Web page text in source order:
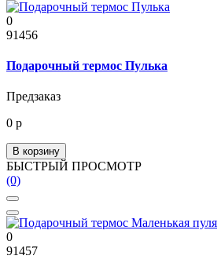
0
91456
Подарочный термос Пулька
Предзаказ
0 р
В корзину
БЫСТРЫЙ ПРОСМОТР
(0)
0
91457